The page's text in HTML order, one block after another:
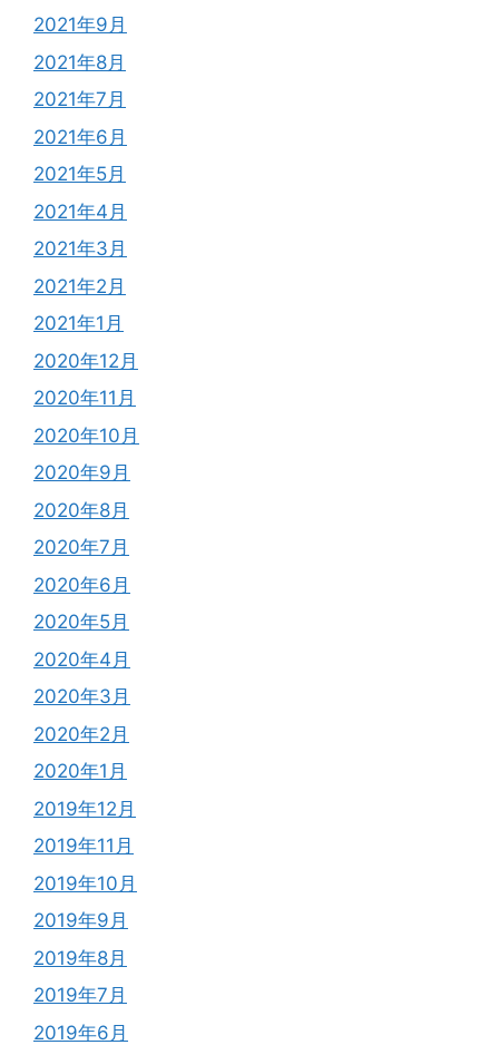
2021年9月
2021年8月
2021年7月
2021年6月
2021年5月
2021年4月
2021年3月
2021年2月
2021年1月
2020年12月
2020年11月
2020年10月
2020年9月
2020年8月
2020年7月
2020年6月
2020年5月
2020年4月
2020年3月
2020年2月
2020年1月
2019年12月
2019年11月
2019年10月
2019年9月
2019年8月
2019年7月
2019年6月